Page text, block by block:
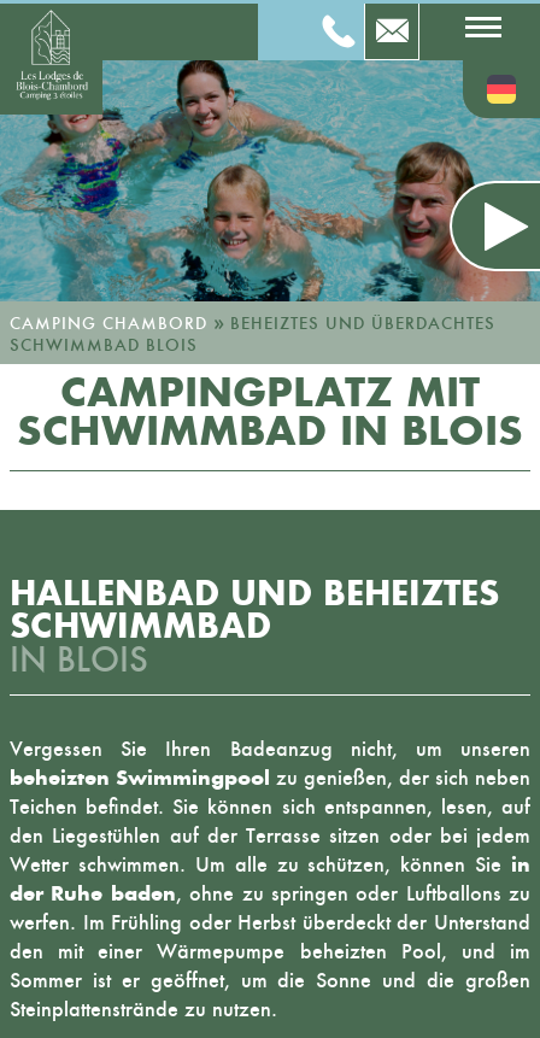
CAMPING CHAMBORD » BEHEIZTES UND ÜBERDACHTES
SCHWIMMBAD BLOIS
CAMPINGPLATZ MIT
SCHWIMMBAD IN BLOIS
HALLENBAD UND BEHEIZTES
SCHWIMMBAD
IN BLOIS
Vergessen Sie Ihren Badeanzug nicht, um unseren
beheizten Swimmingpool zu genießen, der sich neben
Teichen befindet. Sie können sich entspannen, lesen, auf
den Liegestühlen auf der Terrasse sitzen oder bei jedem
Wetter schwimmen. Um alle zu schützen, können Sie in
der Ruhe baden, ohne zu springen oder Luftballons zu
werfen. Im Frühling oder Herbst überdeckt der Unterstand
den mit einer Wärmepumpe beheizten Pool, und im
Sommer ist er geöffnet, um die Sonne und die großen
Steinplattenstrände zu nutzen.